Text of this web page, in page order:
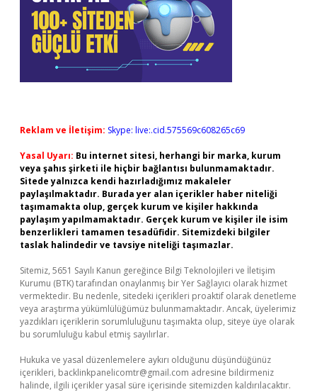
Reklam ve İletişim: Skype: live:.cid.575569c608265c69
Yasal Uyarı: Bu internet sitesi, herhangi bir marka, kurum
veya şahıs şirketi ile hiçbir bağlantısı bulunmamaktadır.
Sitede yalnızca kendi hazırladığımız makaleler
paylaşılmaktadır. Burada yer alan içerikler haber niteliği
taşımamakta olup, gerçek kurum ve kişiler hakkında
paylaşım yapılmamaktadır. Gerçek kurum ve kişiler ile isim
benzerlikleri tamamen tesadüfidir. Sitemizdeki bilgiler
taslak halindedir ve tavsiye niteliği taşımazlar.
Sitemiz, 5651 Sayılı Kanun gereğince Bilgi Teknolojileri ve İletişim
Kurumu (BTK) tarafından onaylanmış bir Yer Sağlayıcı olarak hizmet
vermektedir. Bu nedenle, sitedeki içerikleri proaktif olarak denetleme
veya araştırma yükümlülüğümüz bulunmamaktadır. Ancak, üyelerimiz
yazdıkları içeriklerin sorumluluğunu taşımakta olup, siteye üye olarak
bu sorumluluğu kabul etmiş sayılırlar.
Hukuka ve yasal düzenlemelere aykırı olduğunu düşündüğünüz
içerikleri, backlinkpanelicomtr@gmail.com adresine bildirmeniz
halinde, ilgili içerikler yasal süre içerisinde sitemizden kaldırılacaktır.